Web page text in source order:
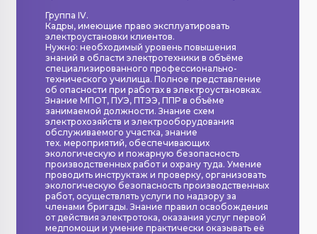
Группа IV.
Кадры, имеющие право эксплуатировать
электроустановки клиентов.
Нужно: необходимый уровень повышения
знаний в области электротехники в объёме
специализированного профессионально-
технического училища. Полное представление
об опасности при работах в электроустановках.
Знание МПОТ, ПУЭ, ПТЭЭ, ППР в объёме
занимаемой должности. Знание схем
электрохозяйств и электрооборудования
обслуживаемого участка, знание
тех. мероприятий, обеспечивающих
экологическую и пожарную безопасность
производственных работ и охрану туда. Умение
проводить инструктаж и проверку, организовать
экологическую безопасность производственных
работ, осуществлять услуги по надзору за
членами бригады. Знание правил освобождения
от действия электротока, оказания услуг первой
медпомощи и умение практически оказывать её